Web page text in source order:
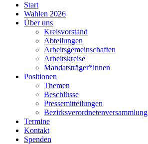
Start
Wahlen 2026
Über uns
Kreisvorstand
Abteilungen
Arbeitsgemeinschaften
Arbeitskreise
Mandatsträger*innen
Positionen
Themen
Beschlüsse
Pressemitteilungen
Bezirksverordnetenversammlung
Termine
Kontakt
Spenden